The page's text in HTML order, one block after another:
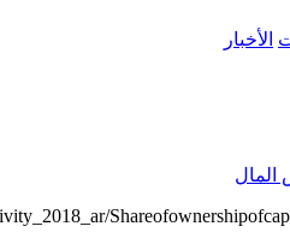
الأخبار
المال